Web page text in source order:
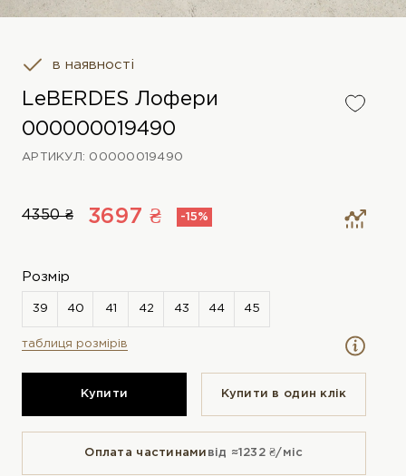
в наявності
LeBERDES Лофери
000000019490
АРТИКУЛ: 00000019490
4350 ₴ 3697 ₴ -15%
Розмір
таблиця розмірів
Купити Купити в один клiк
Оплата частинами від ≈1232 ₴/міс